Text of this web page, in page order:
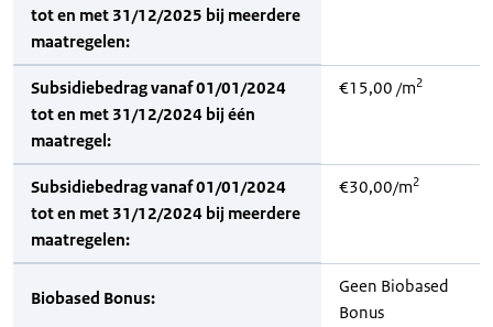
tot en met 31/12/2025 bij meerdere
maatregelen:
Subsidiebedrag vanaf 01/01/2024
tot en met 31/12/2024 bij één
maatregel:
€15,00 /m2
Subsidiebedrag vanaf 01/01/2024
tot en met 31/12/2024 bij meerdere
maatregelen:
€30,00/m2
Biobased Bonus:
Geen Biobased
Bonus